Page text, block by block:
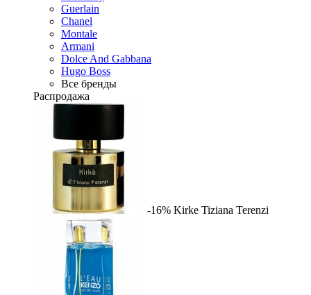
Guerlain
Chanel
Montale
Armani
Dolce And Gabbana
Hugo Boss
Все бренды
Распродажа
-16% Kirke Tiziana Terenzi